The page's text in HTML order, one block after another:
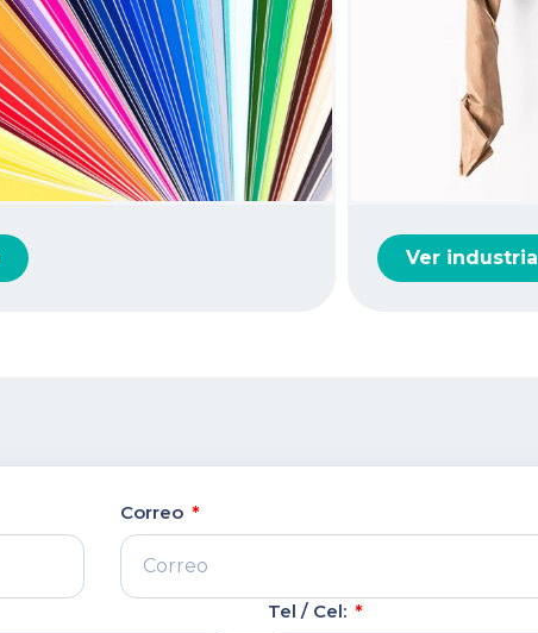
Ver industria
Correo
Tel / Cel: